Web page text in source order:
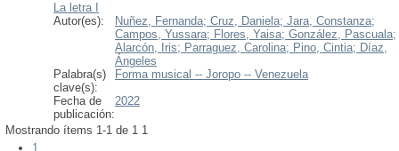
La letra I
Autor(es):
Nuñez, Fernanda; Cruz, Daniela; Jara, Constanza;
Campos, Yussara; Flores, Yaisa; González, Pascuala;
Alarcón, Iris; Parraguez, Carolina; Pino, Cintia; Díaz,
Ángeles
Palabra(s)
clave(s):
Forma musical -- Joropo -- Venezuela
Fecha de
publicación:
2022
Mostrando ítems 1-1 de 1 1
1